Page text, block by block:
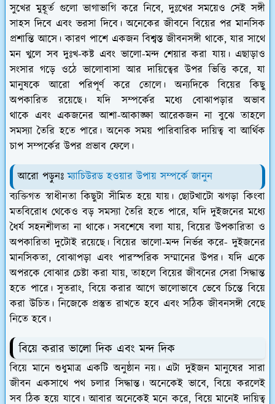
সুখের মুহূর্ত গুলো ভাগাভাগি করে নিবে, দুঃখের সময়েও সেই সঙ্গী
সাহস দিবে এবং ভরসা দিবে। অনেকের জীবনে বিয়ের পর মানসিক
প্রশান্তি আসে। কারণ পাশে একজন বিশ্বস্ত জীবনসঙ্গী থাকে, যার সাথে
মন খুলে সব দুঃখ-কষ্ট এবং ভালো-মন্দ শেয়ার করা যায়। এছাড়াও
সংসার গড়ে ওঠে ভালোবাসা আর দায়িত্বের উপর ভিত্তি করে, যা
মানুষকে আরো পরিপূর্ণ করে তোলে। অন্যদিকে বিয়ের কিছু
অপকারিত রয়েছে। যদি সম্পর্কের মধ্যে বোঝাপড়ার অভাব
থাকে এবং একজনের আশা-আকাঙ্ক্ষা আরেকজন না বুঝে তাহলে
সমস্যা তৈরি হতে পারে। অনেক সময় পারিবারিক দায়িত্ব বা আর্থিক
চাপ সম্পর্কের উপর প্রভাব ফেলে।
আরো পড়ুনঃম্যাচিউরড হওয়ার উপায় সম্পর্কে জানুন
ব্যক্তিগত স্বাধীনতা কিছুটা সীমিত হয়ে যায়। ছোটখাটো ঝগড়া কিংবা
মতবিরোধ থেকেও বড় সমস্যা তৈরি হতে পারে, যদি দুইজনের মধ্যে
ধৈর্য সহনশীলতা না থাকে। সবশেষে বলা যায়, বিয়ের উপকারিতা ও
অপকারিতা দুটোই রয়েছে। বিয়ের ভালো-মন্দ নির্ভর করে- দুইজনের
মানসিকতা, বোঝাপড়া এবং পারস্পরিক সম্মানের উপর। যদি একে
অপরকে বোঝার চেষ্টা করা যায়, তাহলে বিয়ের জীবনের সেরা সিদ্ধান্ত
হতে পারে। সুতরাং, বিয়ে করার আগে ভালোভাবে ভেবে চিন্তে বিয়ে
করা উচিত। নিজেকে প্রস্তুত রাখতে হবে এবং সঠিক জীবনসঙ্গী বেছে
নিতে হবে।
বিয়ে করার ভালো দিক এবং মন্দ দিক
বিয়ে মানে শুধুমাত্র একটি অনুষ্ঠান নয়। এটা দুইজন মানুষের সারা
জীবন একসাথে পথ চলার সিদ্ধান্ত। অনেকেই ভাবে, বিয়ে করলেই
সব ঠিক হয়ে যাবে। আবার অনেকেই মনে করে, বিয়ে মানেই দায়িত্ব